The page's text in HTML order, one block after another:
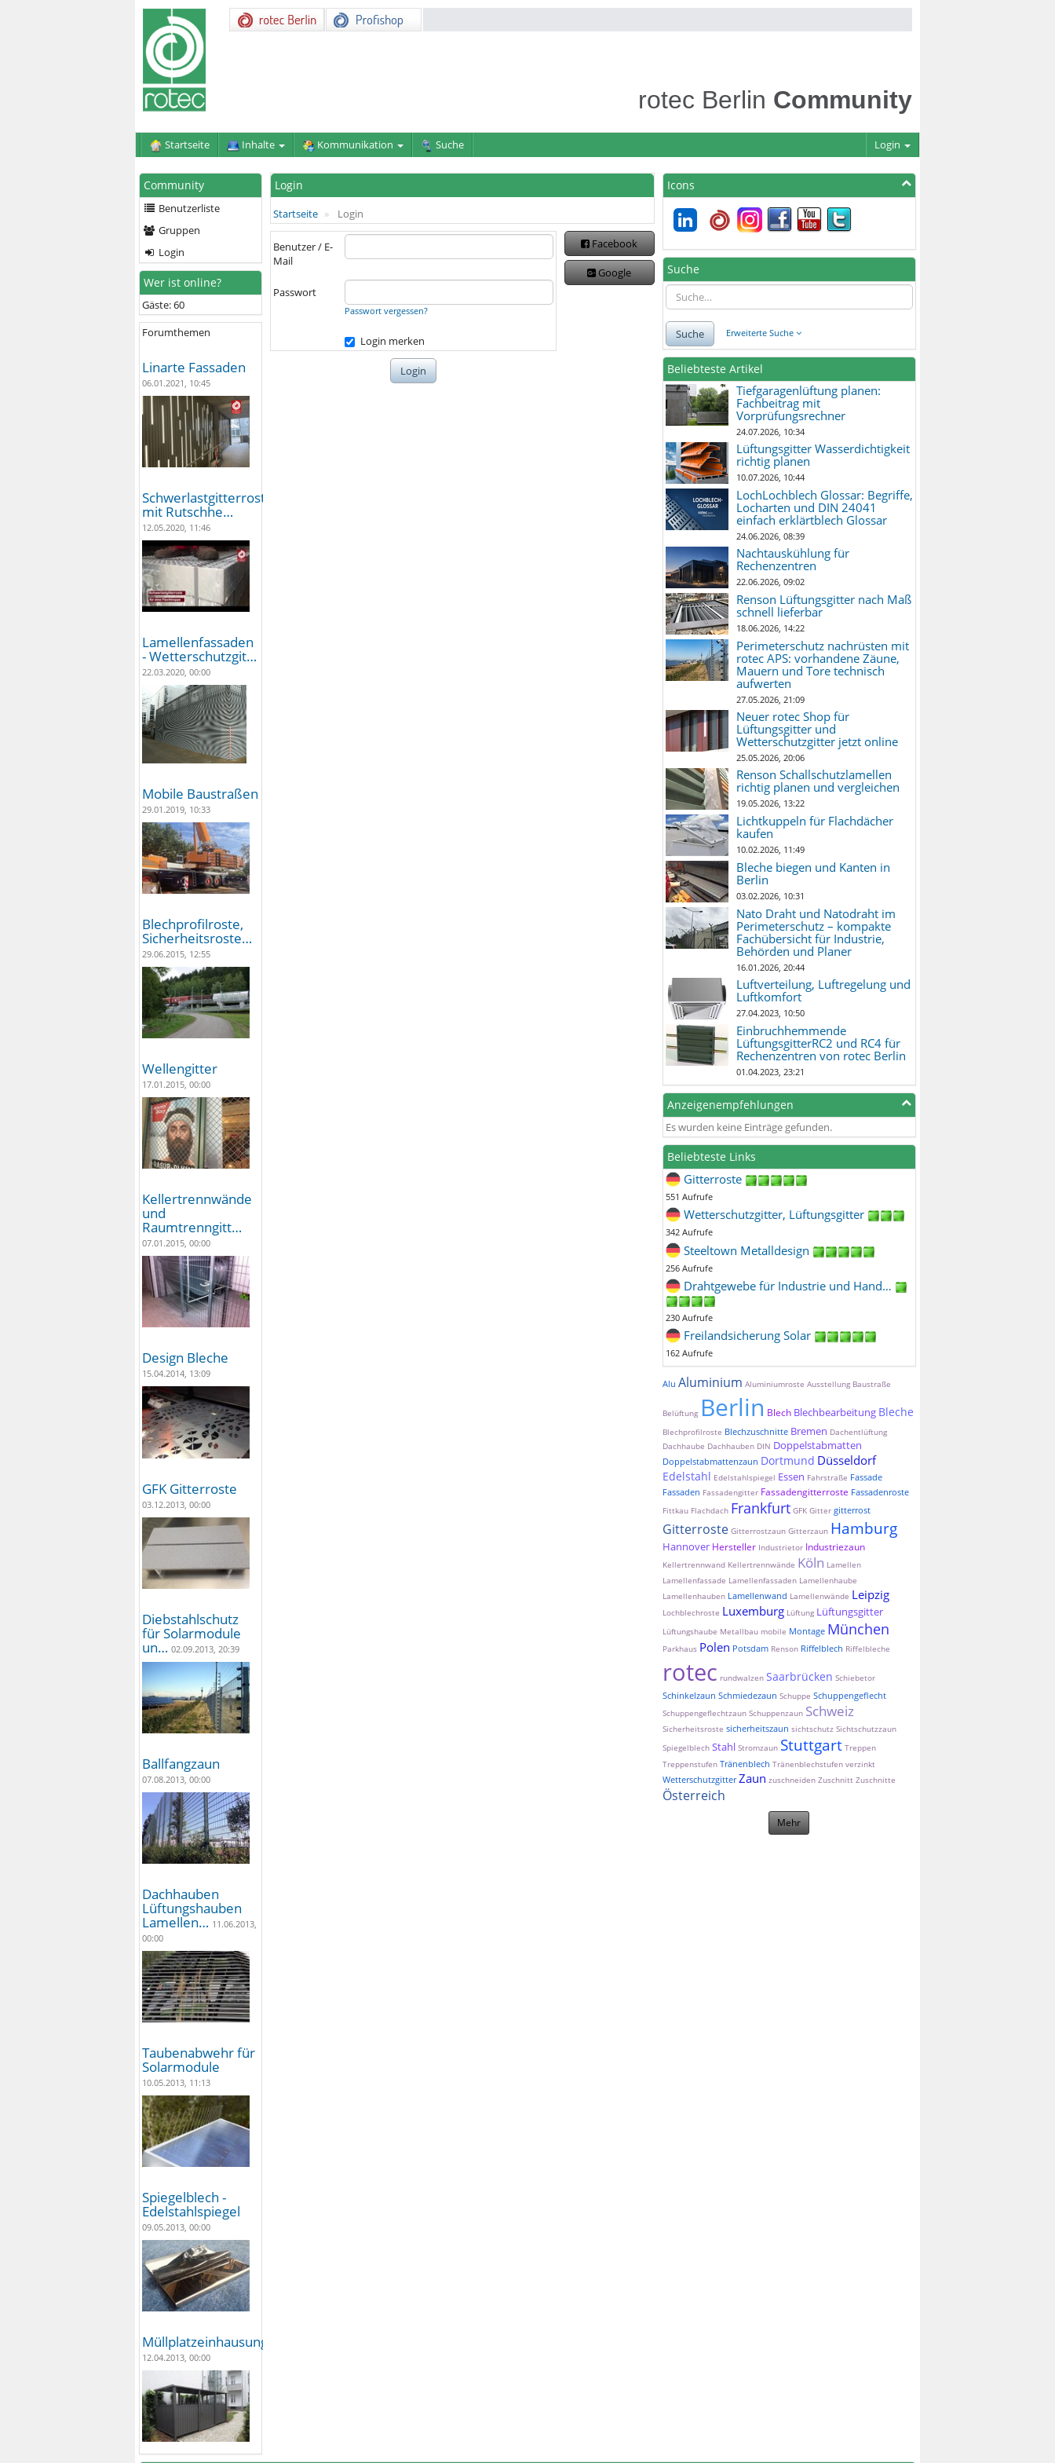
rotec Berlin Community
Startseite Inhalte Kommunikation Suche Login
Community
Benutzerliste
Gruppen
Login
Wer ist online?
Gäste: 60
Forumthemen
Linarte Fassaden
06.01.2021, 10:45
Schwerlastgitterroste
mit Rutschhe…
12.05.2020, 11:46
Lamellenfassaden
- Wetterschutzgit…
22.03.2020, 00:00
Mobile Baustraßen
29.01.2019, 10:33
Blechprofilroste,
Sicherheitsroste…
29.06.2015, 12:55
Wellengitter
17.01.2015, 00:00
Kellertrennwände
und
Raumtrenngitt…
07.01.2015, 00:00
Design Bleche
15.04.2014, 13:09
GFK Gitterroste
03.12.2013, 00:00
Diebstahlschutz
für Solarmodule
un… 02.09.2013, 20:39
Ballfangzaun
07.08.2013, 00:00
Dachhauben
Lüftungshauben
Lamellen… 11.06.2013,
00:00
Taubenabwehr für
Solarmodule
10.05.2013, 11:13
Spiegelblech -
Edelstahlspiegel
09.05.2013, 00:00
Müllplatzeinhausungen
12.04.2013, 00:00
Login
Startseite Login
Benutzer / E-
Mail
Passwort
Passwort vergessen?
Login merken
Login
Facebook
Google
Icons
Suche
Suche Erweiterte Suche
Beliebteste Artikel
Tiefgaragenlüftung planen:
Fachbeitrag mit
Vorprüfungsrechner
24.07.2026, 10:34
Lüftungsgitter Wasserdichtigkeit
richtig planen
10.07.2026, 10:44
LochLochblech Glossar: Begriffe,
Locharten und DIN 24041
einfach erklärtblech Glossar
24.06.2026, 08:39
Nachtauskühlung für
Rechenzentren
22.06.2026, 09:02
Renson Lüftungsgitter nach Maß
schnell lieferbar
18.06.2026, 14:22
Perimeterschutz nachrüsten mit
rotec APS: vorhandene Zäune,
Mauern und Tore technisch
aufwerten
27.05.2026, 21:09
Neuer rotec Shop für
Lüftungsgitter und
Wetterschutzgitter jetzt online
25.05.2026, 20:06
Renson Schallschutzlamellen
richtig planen und vergleichen
19.05.2026, 13:22
Lichtkuppeln für Flachdächer
kaufen
10.02.2026, 11:49
Bleche biegen und Kanten in
Berlin
03.02.2026, 10:31
Nato Draht und Natodraht im
Perimeterschutz – kompakte
Fachübersicht für Industrie,
Behörden und Planer
16.01.2026, 20:44
Luftverteilung, Luftregelung und
Luftkomfort
27.04.2023, 10:50
Einbruchhemmende
LüftungsgitterRC2 und RC4 für
Rechenzentren von rotec Berlin
01.04.2023, 23:21
Anzeigenempfehlungen
Es wurden keine Einträge gefunden.
Beliebteste Links
Gitterroste
551 Aufrufe
Wetterschutzgitter, Lüftungsgitter
342 Aufrufe
Steeltown Metalldesign
256 Aufrufe
Drahtgewebe für Industrie und Hand…
230 Aufrufe
Freilandsicherung Solar
162 Aufrufe
Alu Aluminium Aluminiumroste Ausstellung Baustraße
Belüftung Berlin Blech Blechbearbeitung Bleche
Blechprofilroste Blechzuschnitte Bremen Dachentlüftung
Dachhaube Dachhauben DIN Doppelstabmatten
Doppelstabmattenzaun Dortmund Düsseldorf
Edelstahl Edelstahlspiegel Essen Fahrstraße Fassade
Fassaden Fassadengitter Fassadengitterroste Fassadenroste
Fittkau Flachdach Frankfurt GFK Gitter gitterrost
Gitterroste Gitterrostzaun Gitterzaun Hamburg
Hannover Hersteller Industrietor Industriezaun
Kellertrennwand Kellertrennwände Köln Lamellen
Lamellenfassade Lamellenfassaden Lamellenhaube
Lamellenhauben Lamellenwand Lamellenwände Leipzig
Lochblechroste Luxemburg Lüftung Lüftungsgitter
Lüftungshaube Metallbau mobile Montage München
Parkhaus Polen Potsdam Renson Riffelblech Riffelbleche
rotec rundwalzen Saarbrücken Schiebetor
Schinkelzaun Schmiedezaun Schuppe Schuppengeflecht
Schuppengeflechtzaun Schuppenzaun Schweiz
Sicherheitsroste sicherheitszaun sichtschutz Sichtschutzzaun
Spiegelblech Stahl Stromzaun Stuttgart Treppen
Treppenstufen Tränenblech Tränenblechstufen verzinkt
Wetterschutzgitter Zaun zuschneiden Zuschnitt Zuschnitte
Österreich
Mehr